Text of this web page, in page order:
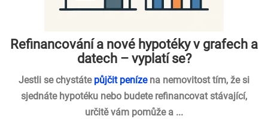
Refinancování a nové hypotéky v grafech a
datech – vyplatí se?
Jestli se chystáte půjčit penízena nemovitost tím, že si
sjednáte hypotéku nebo budete refinancovat stávající,
určitě vám pomůže a ...